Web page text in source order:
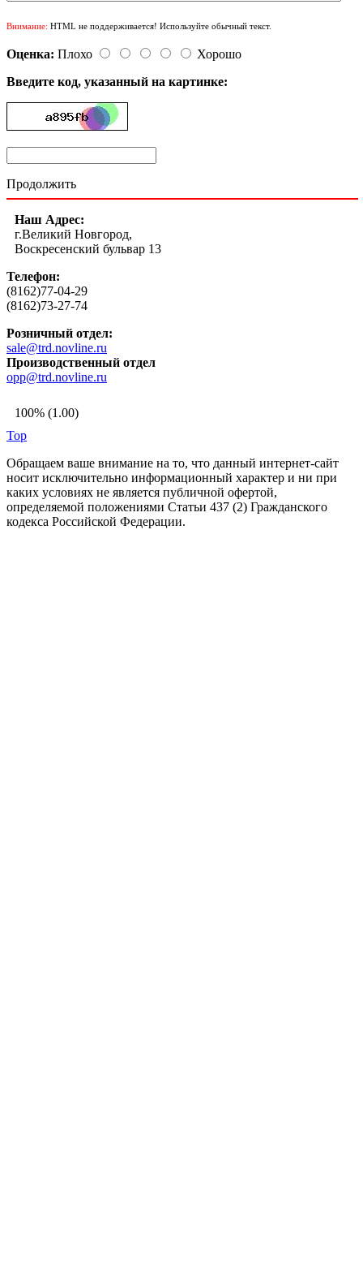
Внимание: HTML не поддерживается! Используйте обычный текст.
Оценка: Плохо
Хорошо
Введите код, указанный на картинке:
Продолжить
Наш Адрес:
г.Великий Новгород,
Воскресенский бульвар 13
Телефон:
(8162)77-04-29
(8162)73-27-74
Розничный отдел:
sale@trd.novline.ru
Производственный отдел
opp@trd.novline.ru
100% (1.00)
Top
Обращаем ваше внимание на то, что данный интернет-сайт
носит исключительно информационный характер и ни при
каких условиях не является публичной офертой,
определяемой положениями Статьи 437 (2) Гражданского
кодекса Российской Федерации.